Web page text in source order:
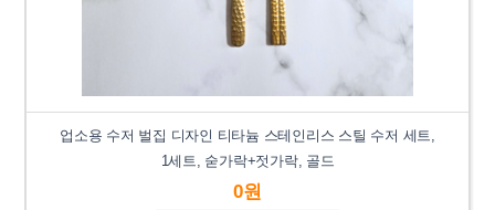
업소용 수저 벌집 디자인 티타늄 스테인리스 스틸 수저 세트,
1세트, 숟가락+젓가락, 골드
0원